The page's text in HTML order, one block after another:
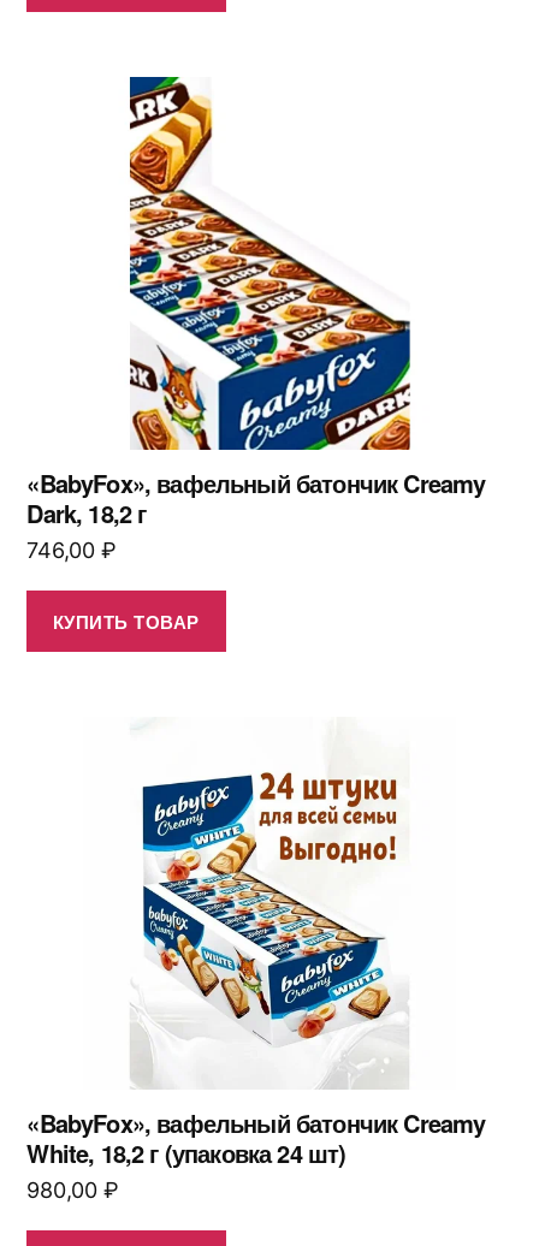
«BabyFox», вафельный батончик Creamy
Dark, 18,2 г
746,00 ₽
КУПИТЬ ТОВАР
«BabyFox», вафельный батончик Creamy
White, 18,2 г (упаковка 24 шт)
980,00 ₽